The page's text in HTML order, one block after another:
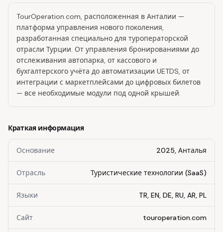
TourOperation.com, расположенная в Анталии —
платформа управления нового поколения,
разработанная специально для туроператорской
отрасли Турции. От управления бронированиями до
отслеживания автопарка, от кассового и
бухгалтерского учёта до автоматизации UETDS, от
интеграции с маркетплейсами до цифровых билетов
— все необходимые модули под одной крышей.
Краткая информация
Основание 2025, Анталья
Отрасль Туристические технологии (SaaS)
Языки TR, EN, DE, RU, AR, PL
Сайт touroperation.com